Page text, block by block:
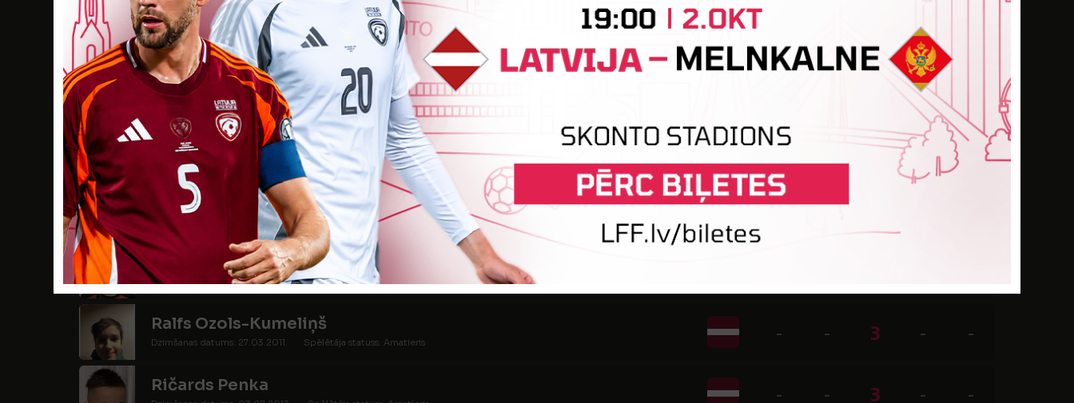
Gints Kuriņš
Dzimšanas datums: 22.09.2012. Spēlētāja statuss: Amatieris 1
Ernests Langenfelds
Dzimšanas datums: 27.02.2012. Spēlētāja statuss: Amatieris -
Miķelis Markvarts
Dzimšanas datums: 01.05.2012. Spēlētāja statuss: Amatieris - 7 - -
Gustavs Mitrevics
Dzimšanas datums: 22.06.2011. Spēlētāja statuss: Amatieris - -
Adrians Arnolds Ošiņš
Dzimšanas datums: 03.02.2012. Spēlētāja statuss: Amatieris
Ralfs Ozols-Kumeliņš
Dzimšanas datums: 27.03.2011. Spēlētāja statuss: Amatieris - - 3 - -
Ričards Penka - - 3 - -